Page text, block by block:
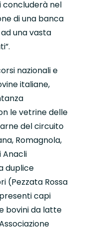
concluderà nel
di una banca
una vasta
nazionali e
italiane,
le vetrine delle
del circuito
Romagnola,
Anacli
duplice
(Pezzata Rossa
capi
bovini da latte